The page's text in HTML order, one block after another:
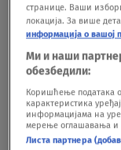
aktivnosti – na
prikupio
dokumenti FBI
pretnjama
godine dobila
pošiljalac
странице. Ваши
локација. За више
информација о вашој
Ми и наши
обезбедили:
Коришћење података
карактеристика
информацијама на
мерење оглашавања и
Листа партнера